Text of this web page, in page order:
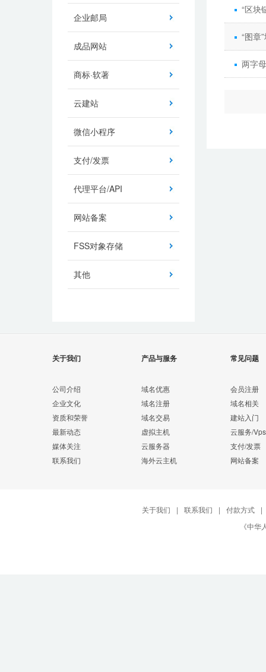
企业邮局
成品网站
商标·软著
云建站
微信小程序
支付/发票
代理平台/API
网站备案
FSS对象存储
其他
“区块
“图章
两字
关于我们
公司介绍
企业文化
资质和荣誉
最新动态
媒体关注
联系我们
产品与服务
域名优惠
域名注册
域名交易
虚拟主机
云服务器
海外云主机
常见问题
会员注册
域名相关
建站入门
云服务/Vps
支付/发票
网站备案
关于我们 | 联系我们 | 付款方式
|
《中